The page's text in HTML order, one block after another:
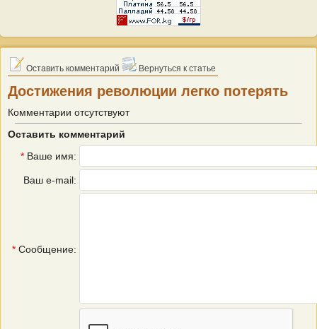
Оставить комментарий Вернуться к статье
Достижения революции легко потерять
Комментарии отсутствуют
Оставить комментарий
* Ваше имя:
Ваш e-mail:
* Сообщение: